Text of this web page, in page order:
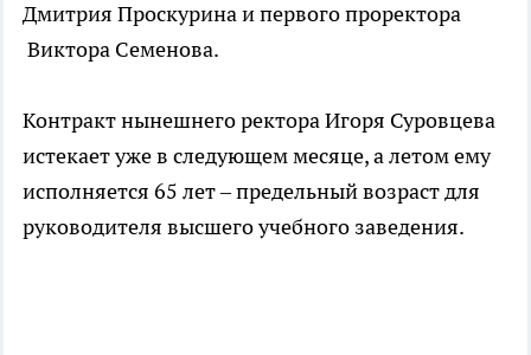
Дмитрия Проскурина и первого проректора
Виктора Семенова.
Контракт нынешнего ректора Игоря Суровцева
истекает уже в следующем месяце, а летом ему
исполняется 65 лет – предельный возраст для
руководителя высшего учебного заведения.